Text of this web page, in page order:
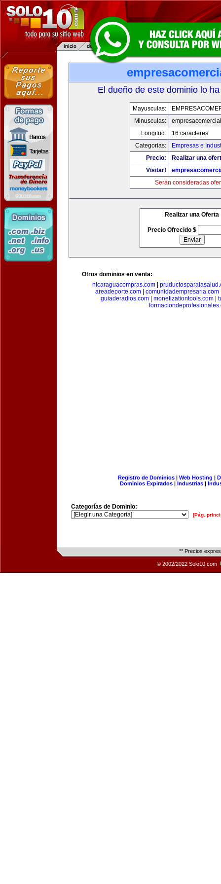
El dueño de este dominio lo
Mayusculas:
Minusculas:
Longitud:
16 caracteres
Categorias:
Empresas e
Precio:
Realizar una
Visitar!
Serán consideradas
Realizar una Oferta
Precio Ofrecido $
Otros dominios en venta:
nicaraguacompras.com
areadeporte.com| comunidadempresaria.com
guiaderadios.com| monetizationtools.com|
Registro de Dominios| Web Hosting |
Dominios Expirados | Industrias |
Categorías de Dominio:
[Pág.
** Precios
© 2002/2022 Solo10.com